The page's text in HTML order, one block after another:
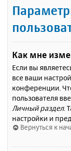
Как мне
Если вы
все ваши
конференции.
пользователя
Личный раздел.
настройки и
Вернуться к